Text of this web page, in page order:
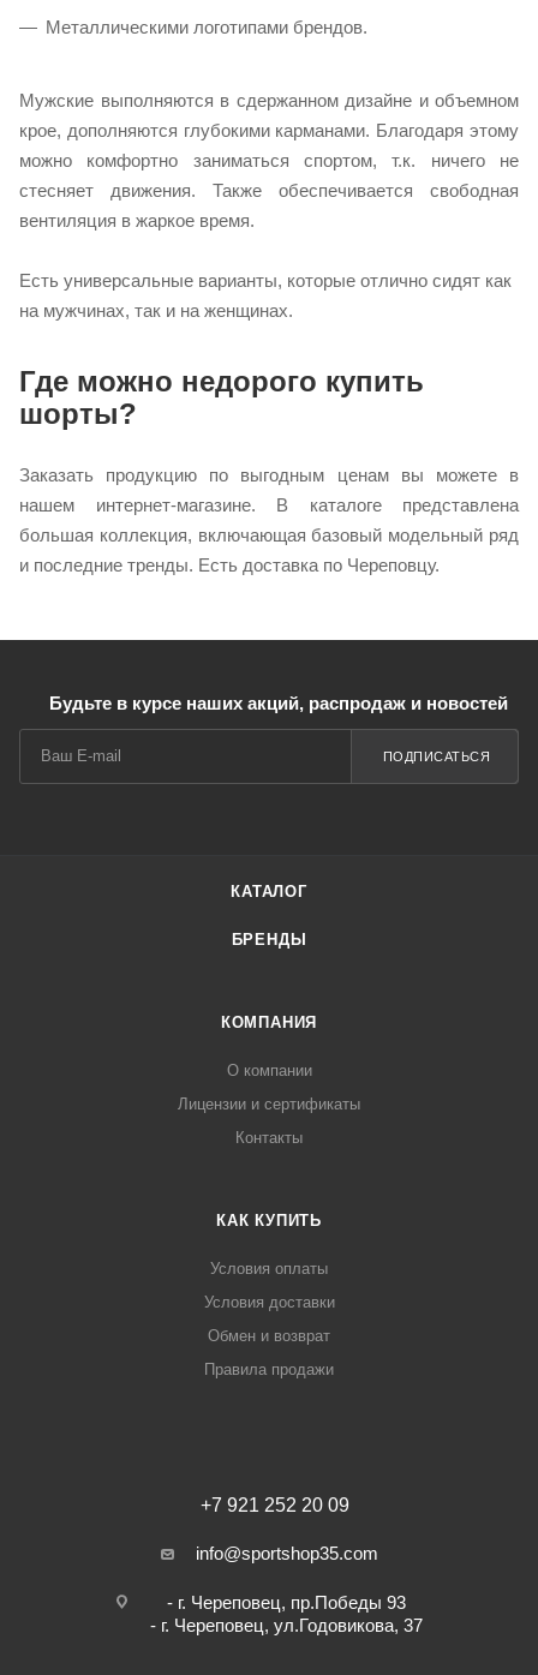
Металлическими логотипами брендов.
Мужские выполняются в сдержанном дизайне и объемном
крое, дополняются глубокими карманами. Благодаря этому
можно комфортно заниматься спортом, т.к. ничего не
стесняет движения. Также обеспечивается свободная
вентиляция в жаркое время.
Есть универсальные варианты, которые отлично сидят как
на мужчинах, так и на женщинах.
Где можно недорого купить
шорты?
Заказать продукцию по выгодным ценам вы можете в
нашем интернет-магазине. В каталоге представлена
большая коллекция, включающая базовый модельный ряд
и последние тренды. Есть доставка по Череповцу.
Будьте в курсе наших акций, распродаж и новостей
ПОДПИСАТЬСЯ
КАТАЛОГ
БРЕНДЫ
КОМПАНИЯ
О компании
Лицензии и сертификаты
Контакты
КАК КУПИТЬ
Условия оплаты
Условия доставки
Обмен и возврат
Правила продажи
+7 921 252 20 09
info@sportshop35.com
- г. Череповец, пр.Победы 93
- г. Череповец, ул.Годовикова, 37